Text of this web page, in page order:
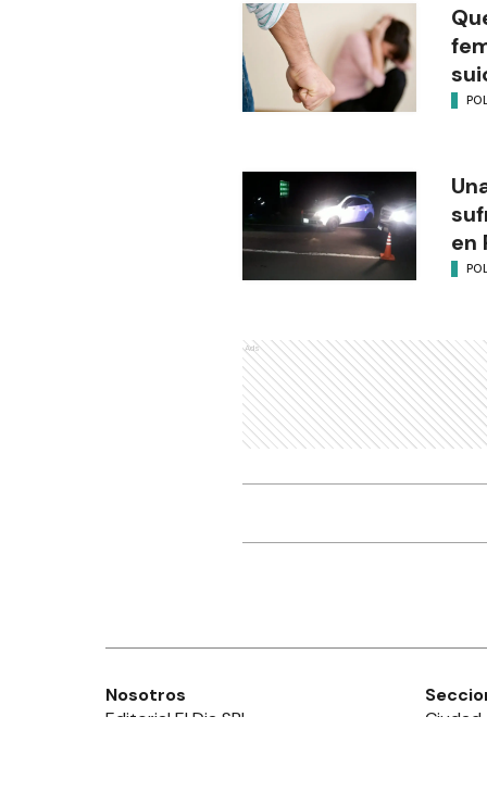
en
Ads
Nosotros
Editorial El Dia SRL
Ciudad